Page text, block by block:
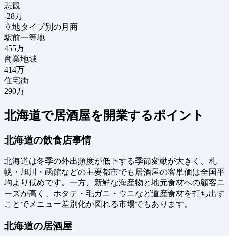
悲観
-28万
立地タイプ別の月商
駅前一等地
455万
商業地域
414万
住宅街
290万
北海道で居酒屋を開業するポイント
北海道の飲食店事情
北海道は冬季の外出頻度が低下する季節変動が大きく、札
幌・旭川・函館などの主要都市でも居酒屋の客単価は全国平
均より低めです。一方、新鮮な海産物と地元食材への顧客ニ
ーズが高く、ホタテ・毛ガニ・ウニなど道産食材を打ち出す
ことでメニュー差別化が図れる市場でもあります。
北海道の居酒屋